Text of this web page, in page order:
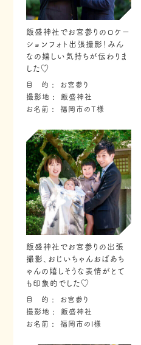
飯盛神社でお宮参りのロケー
ションフォト出張撮影！みん
なの嬉しい気持ちが伝わりま
した♡
目 的
お宮参り
撮影地
飯盛神社
お名前
福岡市のT様
飯盛神社でお宮参りの出張
撮影、おじいちゃんおばあち
ゃんの嬉しそうな表情がとて
も印象的でした♡
目 的
お宮参り
撮影地
飯盛神社
お名前
福岡市のI様